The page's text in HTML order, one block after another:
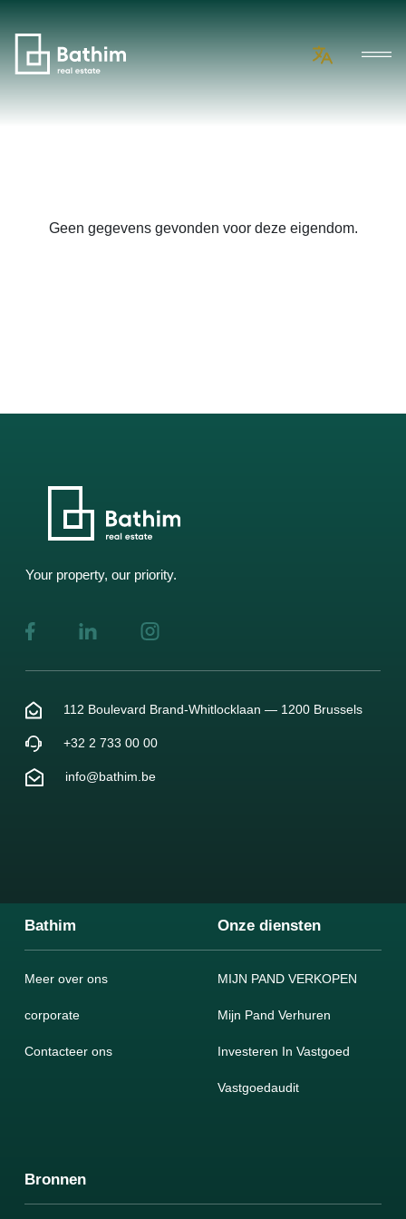
Geen gegevens gevonden voor deze eigendom.
Your property, our priority.
112 Boulevard Brand-Whitlocklaan — 1200 Brussels
+32 2 733 00 00
info@bathim.be
Bathim Onze diensten
Meer over ons
corporate
Contacteer ons
MIJN PAND VERKOPEN
Mijn Pand Verhuren
Investeren In Vastgoed
Vastgoedaudit
Bronnen